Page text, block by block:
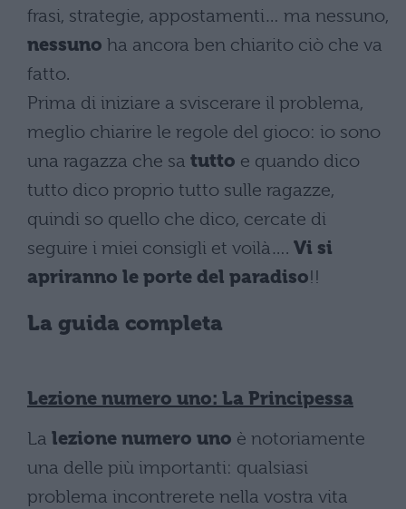
frasi, strategie, appostamenti… ma nessuno,
nessuno ha ancora ben chiarito ciò che va
fatto.
Prima di iniziare a sviscerare il problema,
meglio chiarire le regole del gioco: io sono
una ragazza che sa tutto e quando dico
tutto dico proprio tutto sulle ragazze,
quindi so quello che dico, cercate di
seguire i miei consigli et voilà…. Vi si
apriranno le porte del paradiso!!
La guida completa
Lezione numero uno: La Principessa
La lezione numero uno è notoriamente
una delle più importanti: qualsiasi
problema incontrerete nella vostra vita